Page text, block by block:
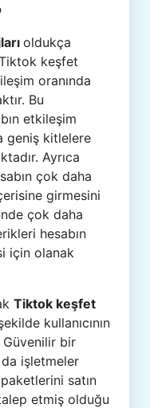
oldukça
Tiktok keşfet
oranında
Bu
etkileşim
geniş kitlelere
Ayrıca
çok daha
girmesini
çok daha
hesabın
için olanak
Tiktok keşfet
kullanıcının
bir
işletmeler
satın
etmiş olduğu